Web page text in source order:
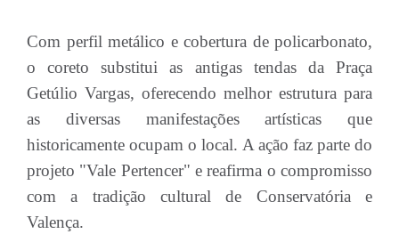
Com perfil metálico e cobertura de policarbonato,
o coreto substitui as antigas tendas da Praça
Getúlio Vargas, oferecendo melhor estrutura para
as diversas manifestações artísticas que
historicamente ocupam o local. A ação faz parte do
projeto "Vale Pertencer" e reafirma o compromisso
com a tradição cultural de Conservatória e
Valença.